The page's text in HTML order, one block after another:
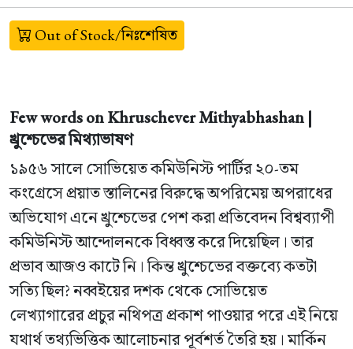
Out of Stock/নিঃশেষিত
Few words on Khruschever Mithyabhashan |
খ্রুশ্চেভের মিথ্যাভাষণ
১৯৫৬ সালে সোভিয়েত কমিউনিস্ট পার্টির ২০-তম
কংগ্রেসে প্রয়াত স্তালিনের বিরুদ্ধে অপরিমেয় অপরাধের
অভিযোগ এনে খ্রুশ্চেভের পেশ করা প্রতিবেদন বিশ্বব্যাপী
কমিউনিস্ট আন্দোলনকে বিধ্বস্ত করে দিয়েছিল। তার
প্রভাব আজও কাটে নি। কিন্ত খ্রুশ্চেভের বক্তব্যে কতটা
সত্যি ছিল? নব্বইয়ের দশক থেকে সোভিয়েত
লেখ্যাগারের প্রচুর নথিপত্র প্রকাশ পাওয়ার পরে এই নিয়ে
যথার্থ তথ্যভিত্তিক আলোচনার পূর্বশর্ত তৈরি হয়। মার্কিন